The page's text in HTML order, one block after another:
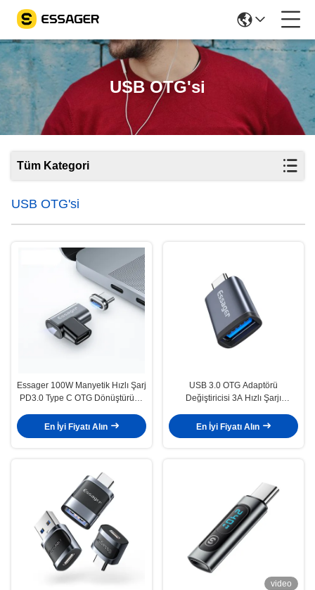
USB OTG'si
Tüm Kategori
USB OTG'si
Essager 100W Manyetik Hızlı Şarj
PD3.0 Type C OTG Dönüştürücü
En İyi Fiyatı Alın
USB 3.0 OTG Adaptörü
Değiştiricisi 3A Hızlı Şarjı
Adaptörü
En İyi Fiyatı Alın
video